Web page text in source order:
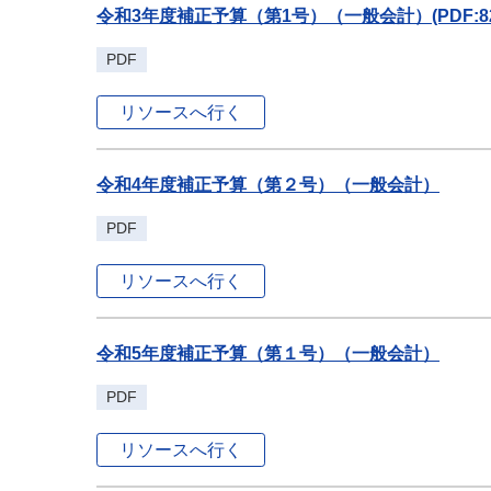
令和3年度補正予算（第1号）（一般会計）
PDF
リソースへ行く
令和4年度補正予算（第２号）（一般会計）
PDF
リソースへ行く
令和5年度補正予算（第１号）（一般会計）
PDF
リソースへ行く